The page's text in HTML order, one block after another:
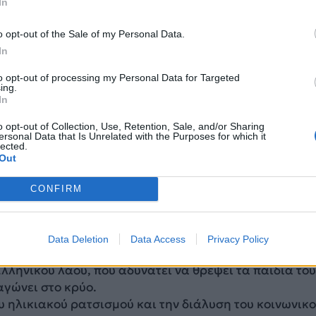
opt-out of the Sale of my Personal Data.
opt-out of processing my Personal Data for Targeted
opt-out of Collection, Use, Retention, Sale, and/or Sharing
Data that Is Unrelated with the Purposes for which it
CONFIRM
Data Deletion Data Access Privacy Policy
όμως, που αντί να επανορθώνει ομολογημένες
εισόδημα, όσο μικρό και να είναι, αποτελεί
στους οικονομικά εξαθλιωμένους στρατιωτικούς.
τίποτε άλλο εκτός από πρόκληση και προσβολή,
κόμματα, είναι αποκλειστικά υπεύθυνα, μεταξύ
αποθεματικών των Μετοχικών μας Ταμείων, τα
κατάρρευση.
λαού, που αδυνατεί να θρέψει τα παιδιά
στο κρύο.
ηλικιακού ρατσισμού και την διάλυση του